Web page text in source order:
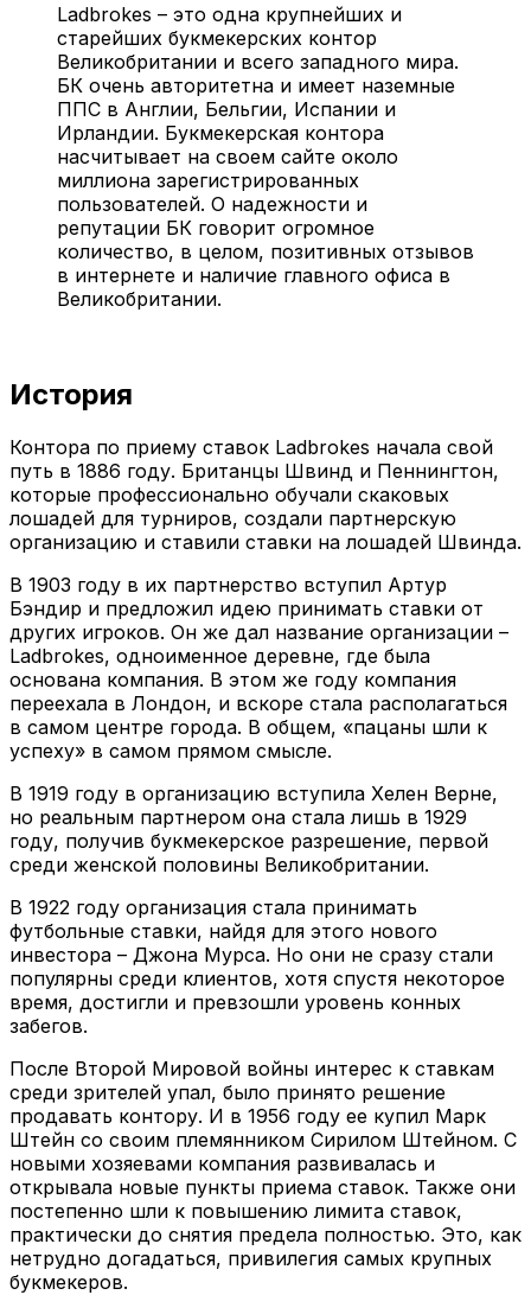
Ladbrokes – это одна крупнейших и
старейших букмекерских контор
Великобритании и всего западного мира.
БК очень авторитетна и имеет наземные
ППС в Англии, Бельгии, Испании и
Ирландии. Букмекерская контора
насчитывает на своем сайте около
миллиона зарегистрированных
пользователей. О надежности и
репутации БК говорит огромное
количество, в целом, позитивных отзывов
в интернете и наличие главного офиса в
Великобритании.
История
Контора по приему ставок Ladbrokes начала свой
путь в 1886 году. Британцы Швинд и Пеннингтон,
которые профессионально обучали скаковых
лошадей для турниров, создали партнерскую
организацию и ставили ставки на лошадей Швинда.
В 1903 году в их партнерство вступил Артур
Бэндир и предложил идею принимать ставки от
других игроков. Он же дал название организации –
Ladbrokes, одноименное деревне, где была
основана компания. В этом же году компания
переехала в Лондон, и вскоре стала располагаться
в самом центре города. В общем, «пацаны шли к
успеху» в самом прямом смысле.
В 1919 году в организацию вступила Хелен Верне,
но реальным партнером она стала лишь в 1929
году, получив букмекерское разрешение, первой
среди женской половины Великобритании.
В 1922 году организация стала принимать
футбольные ставки, найдя для этого нового
инвестора – Джона Мурса. Но они не сразу стали
популярны среди клиентов, хотя спустя некоторое
время, достигли и превзошли уровень конных
забегов.
После Второй Мировой войны интерес к ставкам
среди зрителей упал, было принято решение
продавать контору. И в 1956 году ее купил Марк
Штейн со своим племянником Сирилом Штейном. С
новыми хозяевами компания развивалась и
открывала новые пункты приема ставок. Также они
постепенно шли к повышению лимита ставок,
практически до снятия предела полностью. Это, как
нетрудно догадаться, привилегия самых крупных
букмекеров.